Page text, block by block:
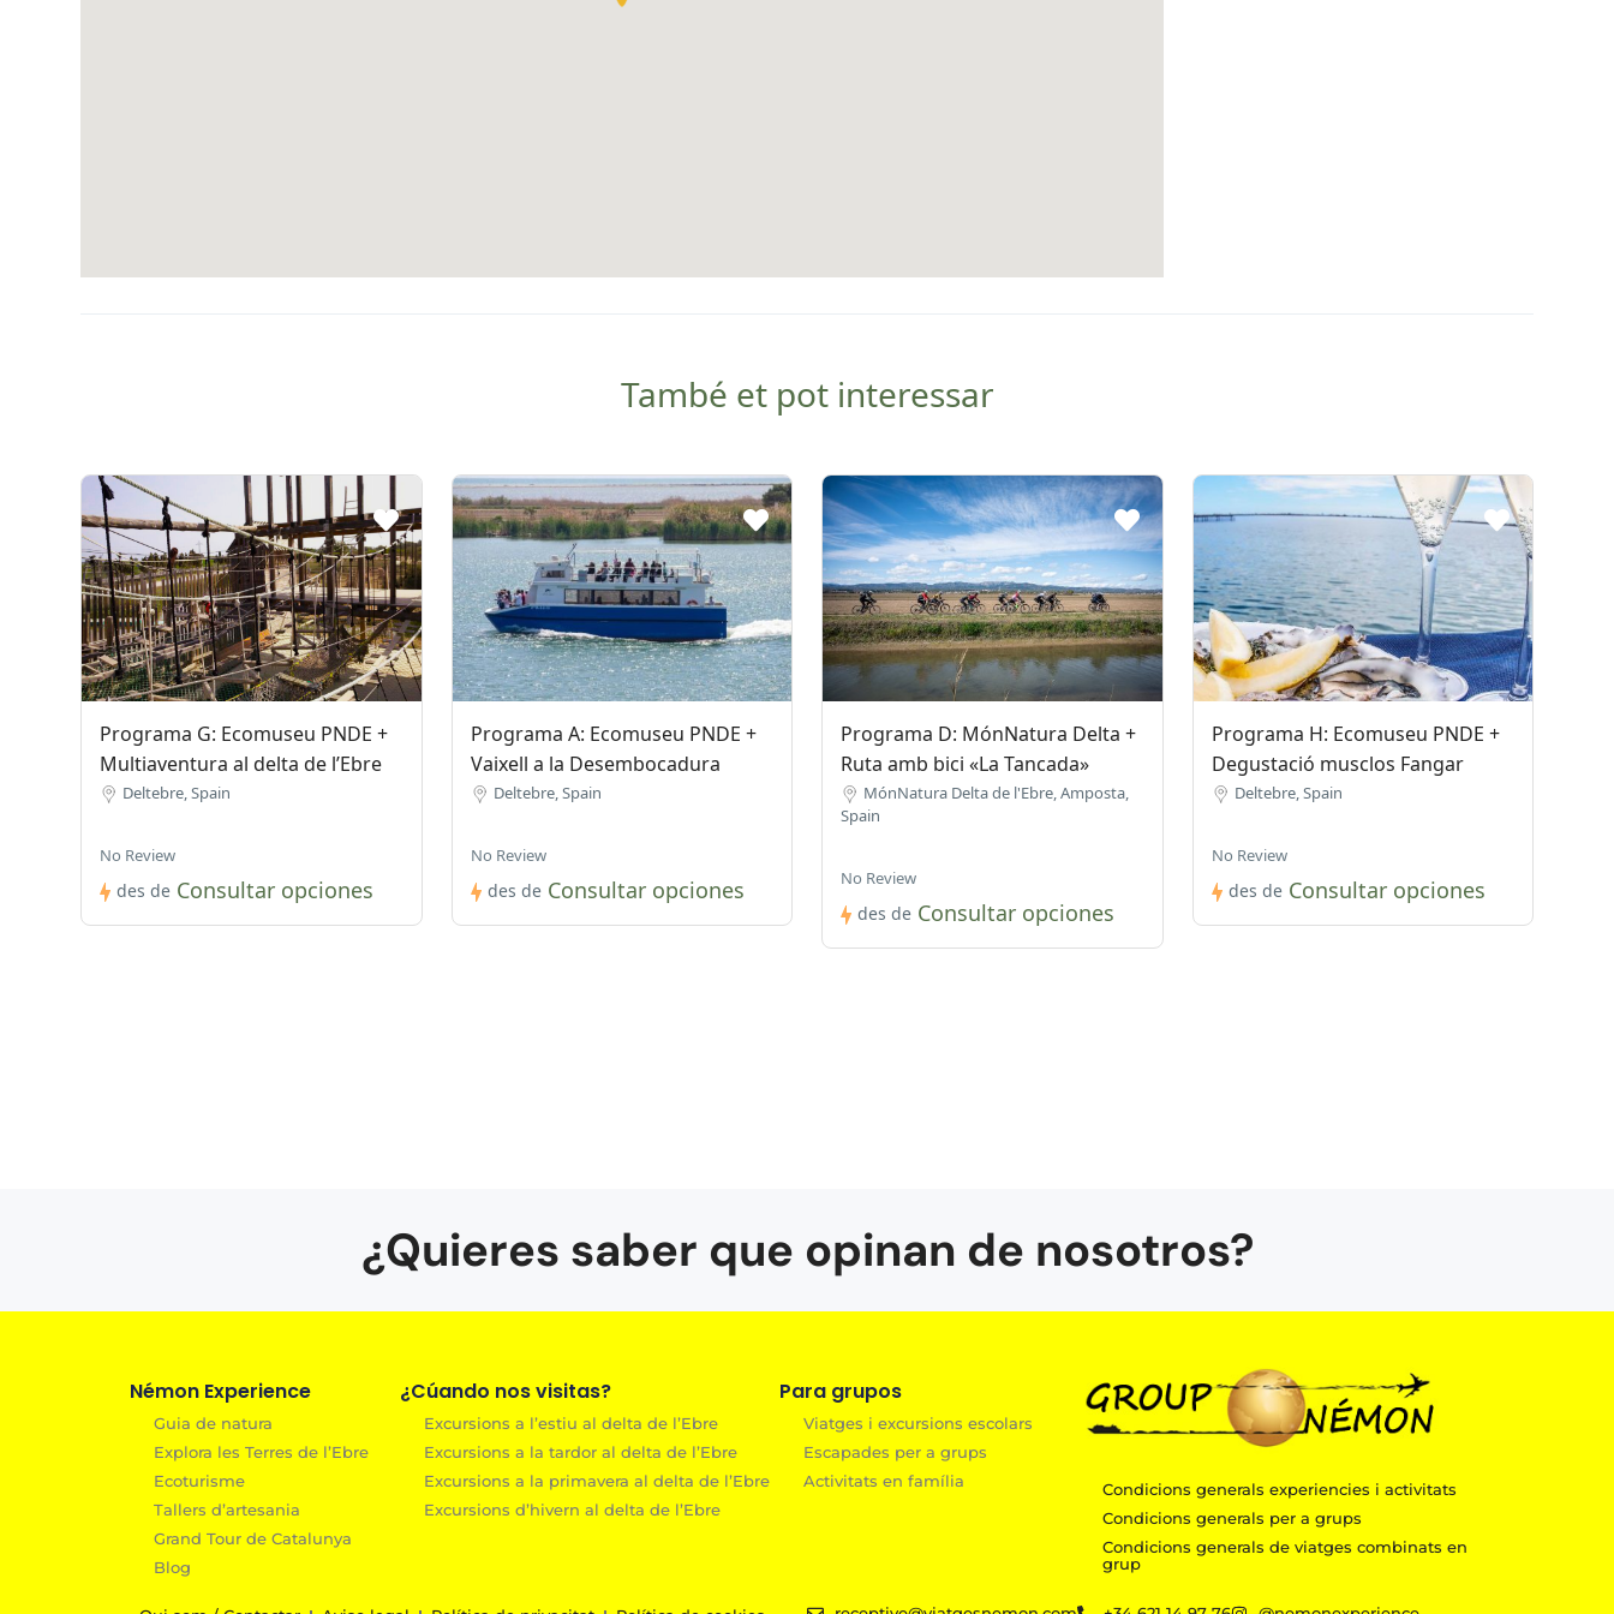
També et pot interessar
Programa G: Ecomuseu PNDE +
Multiaventura al delta de l’Ebre
Deltebre, Spain
No Review
des de Consultar opciones
Programa A: Ecomuseu PNDE +
Vaixell a la Desembocadura
Deltebre, Spain
No Review
des de Consultar opciones
Programa D: MónNatura Delta +
Ruta amb bici «La Tancada»
MónNatura Delta de l'Ebre, Amposta,
Spain
No Review
des de Consultar opciones
Programa H: Ecomuseu PNDE +
Degustació musclos Fangar
Deltebre, Spain
No Review
des de Consultar opciones
¿Quieres saber que opinan de nosotros?
Némon Experience
Guia de natura
Explora les Terres de l’Ebre
Ecoturisme
Tallers d’artesania
Grand Tour de Catalunya
Blog
¿Cúando nos visitas?
Excursions a l’estiu al delta de l’Ebre
Excursions a la tardor al delta de l’Ebre
Excursions a la primavera al delta de l’Ebre
Excursions d’hivern al delta de l’Ebre
Para grupos
Viatges i excursions escolars
Escapades per a grups
Activitats en família
Condicions generals experiencies i activitats
Condicions generals per a grups
Condicions generals de viatges combinats en
grup